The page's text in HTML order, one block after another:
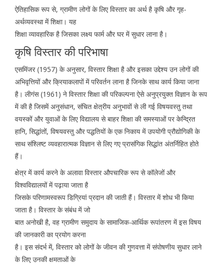
ऐतिहासिक रूप से, ग्रामीण लोगों के लिए विस्तार का अर्थ है कृषि और गृह-
अर्थव्यवस्था में शिक्षा। यह
शिक्षा व्यावहारिक है जिसका लक्ष्य फार्म और घर में सुधार लाना है।
कृषि विस्तार की परिभाषा
एसमिंजर (1957) के अनुसार, विस्तार शिक्षा है और इसका उद्देश्य उन लोगों की
अभिवृत्तियों और क्रियाकलापों में परिवर्तन लाना है जिनके साथ कार्य किया जाना
है। लीगंस (1961) ने विस्तार शिक्षा की परिकल्पना ऐसे अनुप्रयुक्त विज्ञान के रूप
में की है जिसमें अनुसंधान, संचित क्षेत्रीय अनुभावों से ली गई विषयवस्तु तथा
वयस्कों और युवाओं के लिए विद्यालय से बाहर शिक्षा की समस्याओं पर केन्द्रित
हानि, सिद्धांतों, विषयवस्तु और पद्धतियों के एक निकाय में उपयोगी प्रौद्योगिकी के
साथ संश्लिष्ट व्यवहारात्मक विज्ञान से लिए गए प्रासंगिक सिद्धांत अंतर्निहित होते
हैं।
क्षेत्र में कार्य करने के अलावा विस्तार औपचारिक रूप से कॉलेजों और
विश्वविद्यालयों में पढ़ाया जाता है
जिसके परिणामस्वरूप डिग्रियां प्रदान की जाती हैं। विस्तार में शोध भी किया
जाता है। विस्तार के संबंध में जो
बात अनोखी है, वह ग्रामीण समुदाय के सामाजिक-आर्थिक रूपांतरण में इस विषय
की जानकारी का प्रयोग करना
है। इस संदर्भ में, विस्तार को लोगों के जीवन की गुणवत्ता में संपोषणीय सुधार लाने
के लिए उनकी क्षमताओं के